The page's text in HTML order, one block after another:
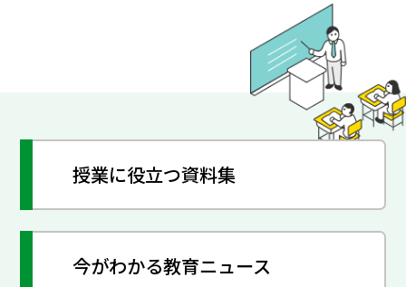
授業に役立つ資料集
今がわかる教育ニュース